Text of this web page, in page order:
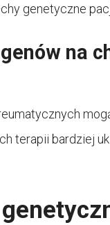
genetyczne
na
terapii bardziej